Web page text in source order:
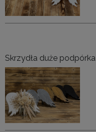
Skrzydła duże podpórka